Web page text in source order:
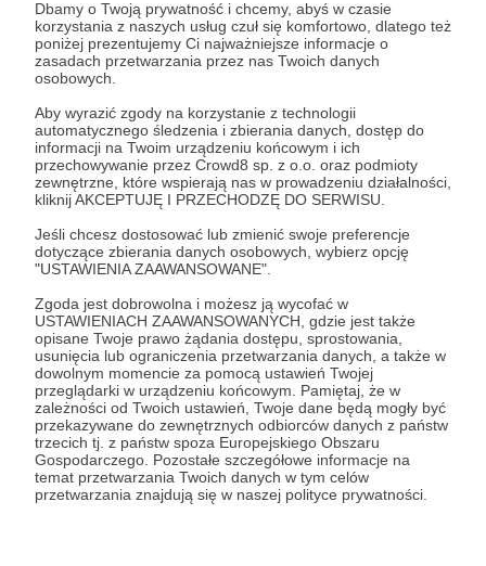
Dbamy o Twoją prywatność i chcemy, abyś w czasie
korzystania z naszych usług czuł się komfortowo, dlatego też
poniżej prezentujemy Ci najważniejsze informacje o
zasadach przetwarzania przez nas Twoich danych
osobowych.
Aby wyrazić zgody na korzystanie z technologii
automatycznego śledzenia i zbierania danych, dostęp do
informacji na Twoim urządzeniu końcowym i ich
przechowywanie przez Crowd8 sp. z o.o. oraz podmioty
zewnętrzne, które wspierają nas w prowadzeniu działalności,
kliknij AKCEPTUJĘ I PRZECHODZĘ DO SERWISU.
Jeśli chcesz dostosować lub zmienić swoje preferencje
dotyczące zbierania danych osobowych, wybierz opcję
"USTAWIENIA ZAAWANSOWANE".
Zgoda jest dobrowolna i możesz ją wycofać w
USTAWIENIACH ZAAWANSOWANYCH, gdzie jest także
opisane Twoje prawo żądania dostępu, sprostowania,
usunięcia lub ograniczenia przetwarzania danych, a także w
dowolnym momencie za pomocą ustawień Twojej
przeglądarki w urządzeniu końcowym. Pamiętaj, że w
zależności od Twoich ustawień, Twoje dane będą mogły być
przekazywane do zewnętrznych odbiorców danych z państw
trzecich tj. z państw spoza Europejskiego Obszaru
Gospodarczego. Pozostałe szczegółowe informacje na
temat przetwarzania Twoich danych w tym celów
przetwarzania znajdują się w naszej polityce prywatności.
Dołączysz do grona osób tworzących lepszy
fragment świata dla zwierząt?
70 złotych to tygodniowa dawka paszy treściwej
dla jednego dużego zwierzęcia.
Czyż to nie piękne podarować komuś energię do
życia przez cały tydzień?
Patroni: 6
105 zł miesięcznie
Dołączysz do grona osób tworzących lepszy
fragment świata dla zwierząt?
105 złotych to pełne wyżywienie dla jednego
dużego zwierzaka przez tydzień.
Czyż to nie piękne podarować komuś pełen